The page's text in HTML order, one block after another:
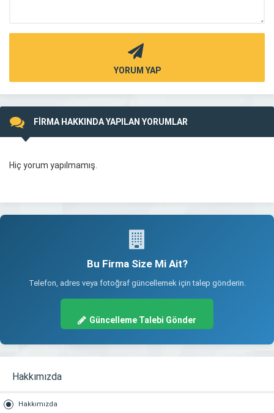
YORUM YAP
FİRMA HAKKINDA YAPILAN YORUMLAR
Hiç yorum yapılmamış.
Bu Firma Size Mi Ait?
Telefon, adres veya fotoğraf güncellemek için talep gönderin.
Güncelleme Talebi Gönder
Hakkımızda
Hakkımızda